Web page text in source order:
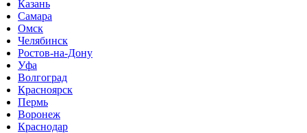
Казань
Самара
Омск
Челябинск
Ростов-на-Дону
Уфа
Волгоград
Красноярск
Пермь
Воронеж
Краснодар